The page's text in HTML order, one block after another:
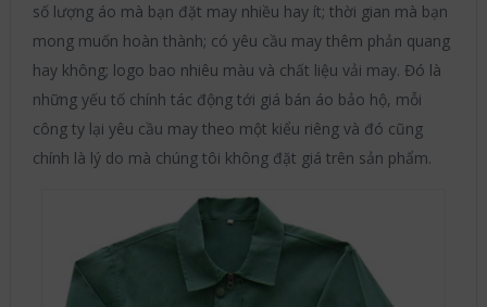
số lượng áo mà bạn đặt may nhiều hay ít; thời gian mà bạn
mong muốn hoàn thành; có yêu cầu may thêm phản quang
hay không; logo bao nhiêu màu và chất liệu vải may. Đó là
những yếu tố chính tác động tới giá bán áo bảo hộ, mỗi
công ty lại yêu cầu may theo một kiểu riêng và đó cũng
chính là lý do mà chúng tôi không đặt giá trên sản phẩm.